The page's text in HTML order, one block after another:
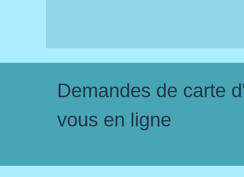
Demandes de carte
vous en ligne